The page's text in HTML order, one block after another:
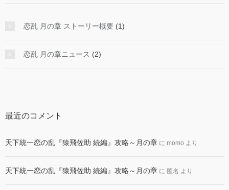
恋乱 月の章 ストーリー概要 (1)
恋乱 月の章ニュース (2)
最近のコメント
天下統一恋の乱『猿飛佐助 続編』攻略～月の章 に momo より
天下統一恋の乱『猿飛佐助 続編』攻略～月の章 に 匿名 より